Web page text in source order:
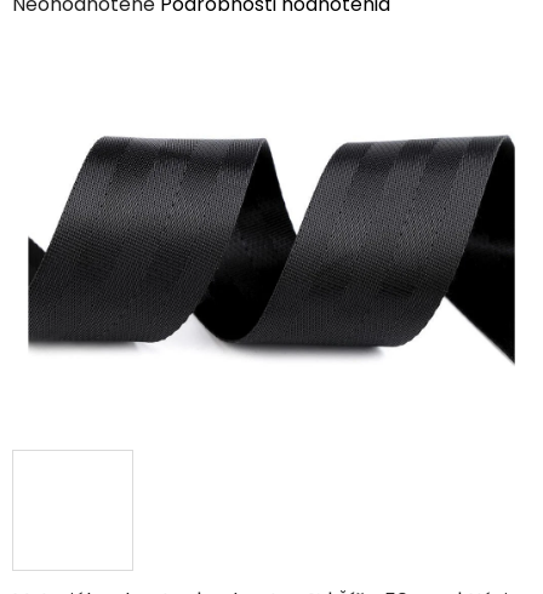
hviezdičiek.